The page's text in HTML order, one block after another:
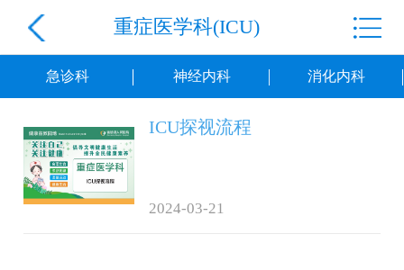
重症医学科(ICU)
急诊科 神经内科 消化内科
ICU探视流程
2024-03-21